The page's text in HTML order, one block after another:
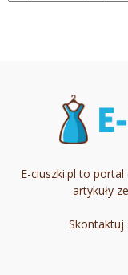
E-ciuszki.pl to
artykuły
Skontaktuj